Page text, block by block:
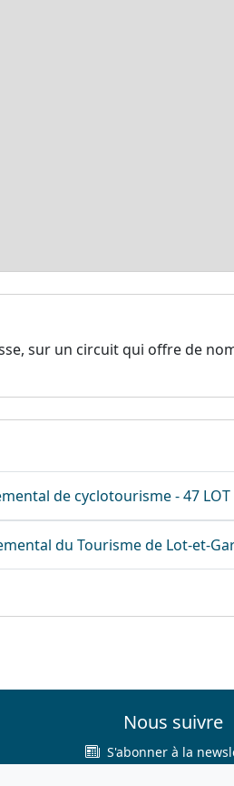
sur un circuit qui offre de
de cyclotourisme - 47 LOT
du Tourisme de Lot-et-
Nous suivre
S'abonner à la